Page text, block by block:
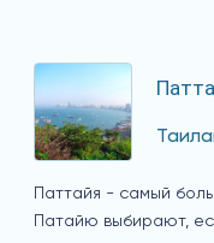
Паттайя - самый
Патайю выбирают,